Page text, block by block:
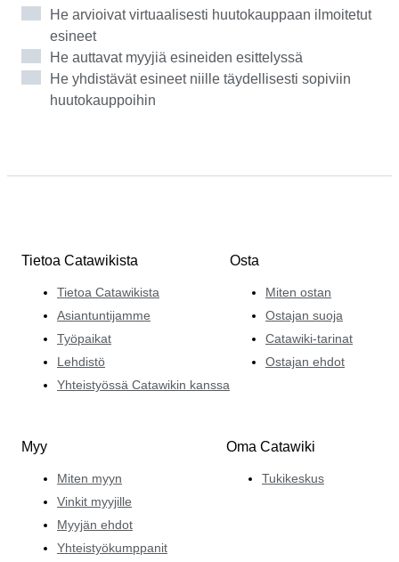
intohimonsa ytimessä. Kuinka monet kädet ovat
pidelleet näitä kolikoita? Kuinka monta vuotta ne ovat
selvinneet? Taidehistorian ja kemian maisterin tutkinnot
antoivat hänelle erinomaiset luokittelutaidot, ja
kilpamiekkailutausta on hionut hänen keskittymistään ja
seteli vuodelta 1746\. Se on arvoltaan huikeat 1000
He arvioivat virtuaalisesti huutokauppaan ilmoitetut
esineet
He auttavat myyjiä esineiden esittelyssä
He yhdistävät esineet niille täydellisesti sopiviin
huutokauppoihin
Tietoa Catawikista
Tietoa Catawikista
Asiantuntijamme
Työpaikat
Lehdistö
Yhteistyössä Catawikin kanssa
Osta
Miten ostan
Ostajan suoja
Catawiki-tarinat
Ostajan ehdot
Myy
Miten myyn
Vinkit myyjille
Myyjän ehdot
Yhteistyökumppanit
Oma Catawiki
Tukikeskus